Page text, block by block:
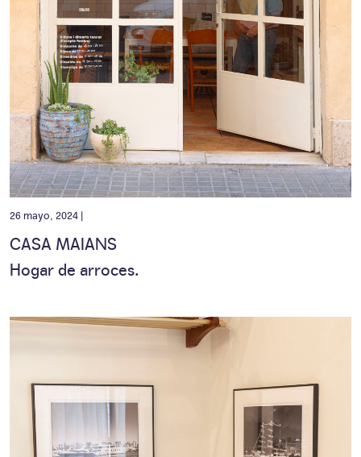
26 mayo, 2024 |
CASA MAIANS
Hogar de arroces.